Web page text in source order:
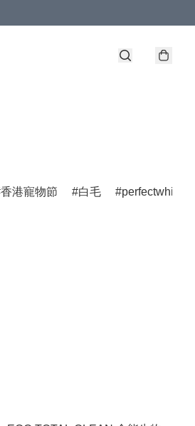
香港寵物節 白毛 perfectwhite